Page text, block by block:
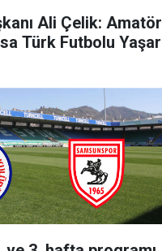
Ali Çelik: Amatör
Türk Futbolu Yaşar